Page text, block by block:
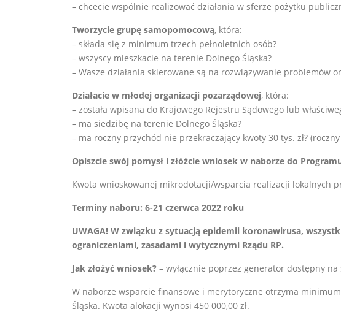
– chcecie wspólnie realizować działania w sferze pożytku
Tworzycie grupę samopomocową, która:
– składa się z minimum trzech pełnoletnich osób?
– wszyscy mieszkacie na terenie Dolnego Śląska?
– Wasze działania skierowane są na rozwiązywanie problemów
Działacie w młodej organizacji pozarządowej, która:
– została wpisana do Krajowego Rejestru Sądowego lub
– ma siedzibę na terenie Dolnego Śląska?
– ma roczny przychód nie przekraczający kwoty 30 tys. zł?
Opiszcie swój pomysł i złóżcie wniosek w naborze do
Kwota wnioskowanej mikrodotacji/wsparcia realizacji lokalnych
Terminy naboru: 6-21 czerwca 2022 roku
UWAGA! W związku z sytuacją epidemii koronawirusa,
ograniczeniami, zasadami i wytycznymi Rządu RP.
Jak złożyć wniosek? – wyłącznie poprzez generator dostępny
W naborze wsparcie finansowe i merytoryczne otrzyma
Śląska. Kwota alokacji wynosi 450 000,00 zł.